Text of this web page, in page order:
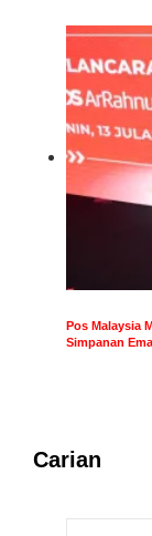
Pos Malaysia
Simpanan
Carian